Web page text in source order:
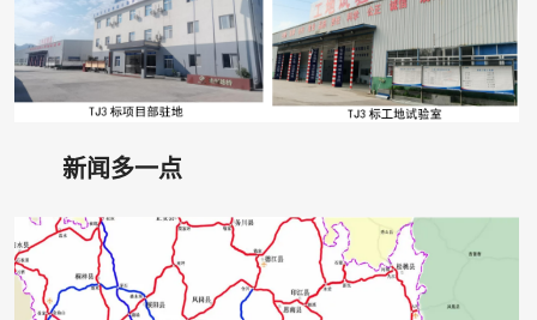
新闻多一点